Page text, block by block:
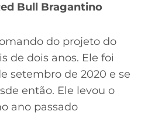
Bull Bragantino
do projeto do
de dois anos. Ele foi
setembro de 2020 e se
então. Ele levou o
ano passado